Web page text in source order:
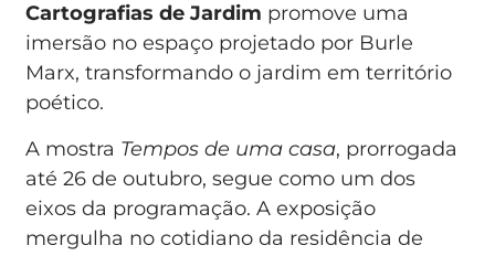
Cartografias de Jardim promove uma
imersão no espaço projetado por Burle
Marx, transformando o jardim em território
poético.
A mostra Tempos de uma casa, prorrogada
até 26 de outubro, segue como um dos
eixos da programação. A exposição
mergulha no cotidiano da residência de